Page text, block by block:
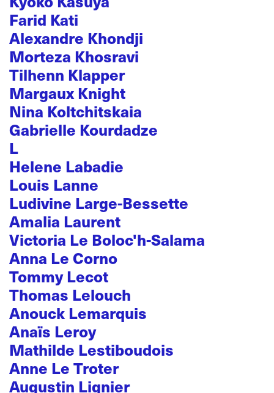
Farid Kati
Alexandre Khondji
Morteza Khosravi
Tilhenn Klapper
Margaux Knight
Nina Koltchitskaia
Gabrielle Kourdadze
L
Helene Labadie
Louis Lanne
Ludivine Large-Bessette
Amalia Laurent
Victoria Le Boloc'h-Salama
Anna Le Corno
Tommy Lecot
Thomas Lelouch
Anouck Lemarquis
Anaïs Leroy
Mathilde Lestiboudois
Anne Le Troter
Augustin Lignier